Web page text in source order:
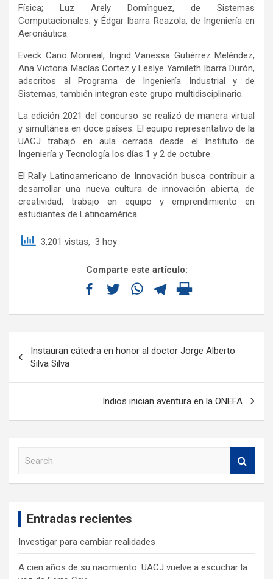
Física; Luz Arely Domínguez, de Sistemas
Computacionales; y Édgar Ibarra Reazola, de Ingeniería en
Aeronáutica.
Eveck Cano Monreal, Ingrid Vanessa Gutiérrez Meléndez,
Ana Victoria Macías Cortez y Leslye Yamileth Ibarra Durón,
adscritos al Programa de Ingeniería Industrial y de
Sistemas, también integran este grupo multidisciplinario.
La edición 2021 del concurso se realizó de manera virtual
y simultánea en doce países. El equipo representativo de la
UACJ trabajó en aula cerrada desde el Instituto de
Ingeniería y Tecnología los días 1 y 2 de octubre.
El Rally Latinoamericano de Innovación busca contribuir a
desarrollar una nueva cultura de innovación abierta, de
creatividad, trabajo en equipo y emprendimiento en
estudiantes de Latinoamérica.
3,201 vistas, 3 hoy
Comparte este artículo:
Instauran cátedra en honor al doctor Jorge Alberto
Silva Silva
Indios inician aventura en la ONEFA
Entradas recientes
Investigar para cambiar realidades
A cien años de su nacimiento: UACJ vuelve a escuchar la